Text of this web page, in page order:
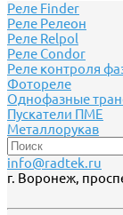
Реле Finder
Реле Релеон
Реле Relpol
Реле Сondor
Реле контроля
Фотореле
Однофазные
Пускатели ПМЕ
Металлорукав
info@radtek.ru
г. Воронеж,